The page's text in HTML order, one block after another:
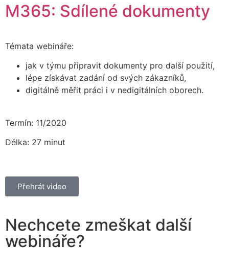
M365: Sdílené dokumenty
Témata webináře:
jak v týmu připravit dokumenty pro další použití,
lépe získávat zadání od svých zákazníků,
digitálně měřit práci i v nedigitálních oborech.
Termín: 11/2020
Délka: 27 minut
Přehrát video
Nechcete zmeškat další
webináře?